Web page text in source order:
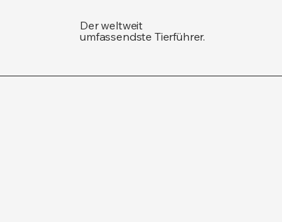
Der weltweit
umfassendste Tierführer.